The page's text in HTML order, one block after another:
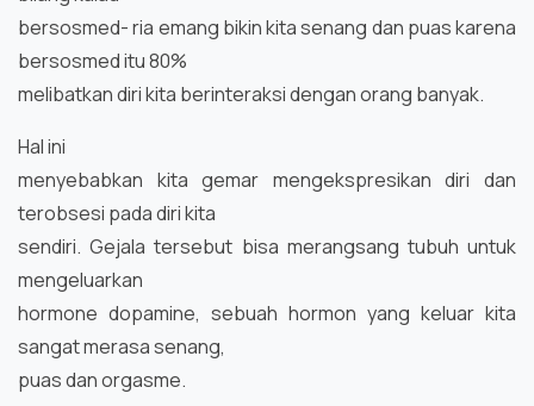
bersosmed- ria emang bikin kita senang dan puas karena
bersosmed itu 80%
melibatkan diri kita berinteraksi dengan orang banyak.
Hal ini
menyebabkan kita gemar mengekspresikan diri dan
terobsesi pada diri kita
sendiri. Gejala tersebut bisa merangsang tubuh untuk
mengeluarkan
hormone dopamine, sebuah hormon yang keluar kita
sangat merasa senang,
puas dan orgasme.